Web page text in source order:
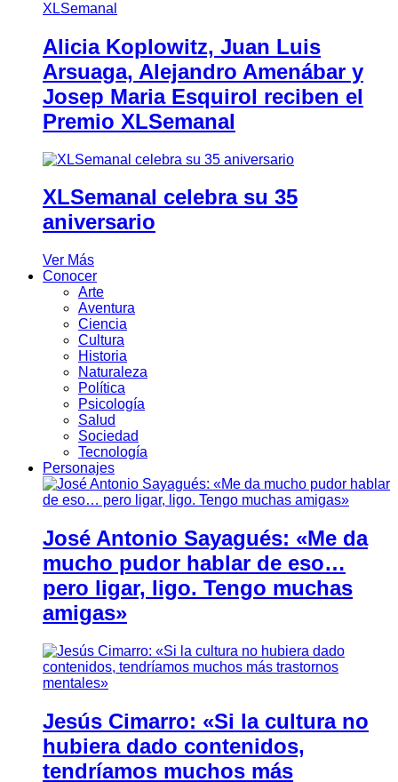
Alicia Koplowitz, Juan Luis
Arsuaga, Alejandro Amenábar y
Josep Maria Esquirol reciben el
Premio XLSemanal
XLSemanal celebra su 35
aniversario
Ver Más
Conocer
Arte
Aventura
Ciencia
Cultura
Historia
Naturaleza
Política
Psicología
Salud
Sociedad
Tecnología
Personajes
José Antonio Sayagués: «Me da
mucho pudor hablar de eso…
pero ligar, ligo. Tengo muchas
amigas»
Jesús Cimarro: «Si la cultura no
hubiera dado contenidos,
tendríamos muchos más